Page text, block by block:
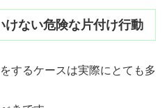
けない危険な片付け行動
するケースは実際にとても多